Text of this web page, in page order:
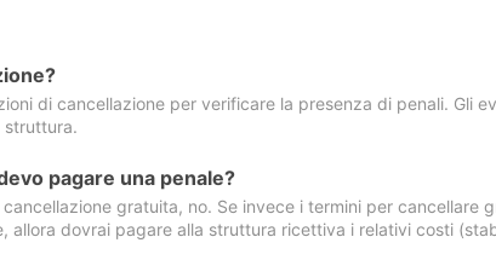
di cancellazione per verificare la presenza di penali. Gli
struttura.
pagare una penale?
gratuita, no. Se invece i termini per cancellare
allora dovrai pagare alla struttura ricettiva i relativi costi